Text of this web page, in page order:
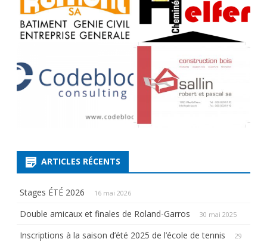
ARTICLES RÉCENTS
Stages ÉTÉ 2026 16 mai 2026
Double amicaux et finales de Roland-Garros 30 mai 2025
Inscriptions à la saison d’été 2025 de l’école de tennis
29